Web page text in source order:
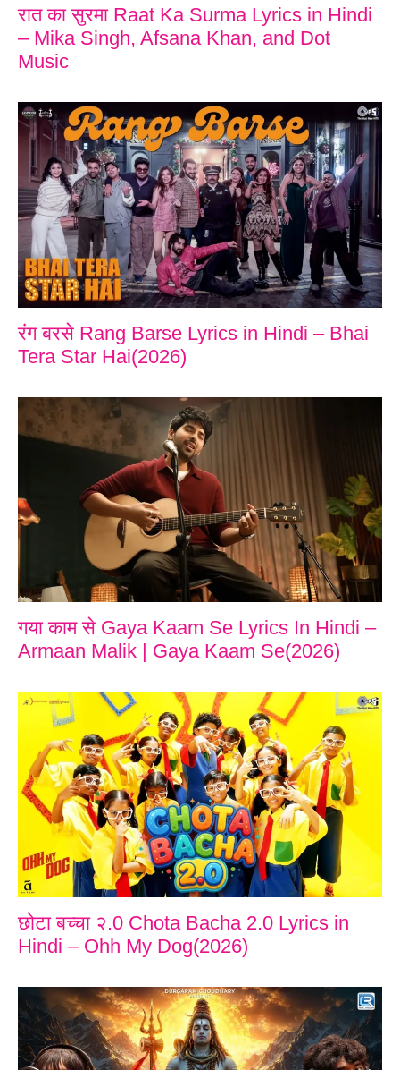
रात का सुरमा Raat Ka Surma Lyrics in Hindi
– Mika Singh, Afsana Khan, and Dot
Music
रंग बरसे Rang Barse Lyrics in Hindi – Bhai
Tera Star Hai(2026)
गया काम से Gaya Kaam Se Lyrics In Hindi –
Armaan Malik | Gaya Kaam Se(2026)
छोटा बच्चा २.0 Chota Bacha 2.0 Lyrics in
Hindi – Ohh My Dog(2026)